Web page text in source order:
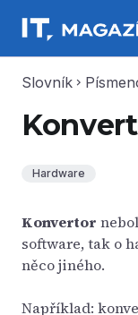
Slovník chevron_right
Hardware
Konvertor
software, tak o
něco jiného.
Například: